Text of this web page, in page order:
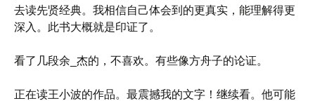
去读先贤经典。我相信自己体会到的更真实，能理解得更
深入。此书大概就是印证了。
看了几段余_杰的，不喜欢。有些像方舟子的论证。
正在读王小波的作品。最震撼我的文字！继续看。他可能